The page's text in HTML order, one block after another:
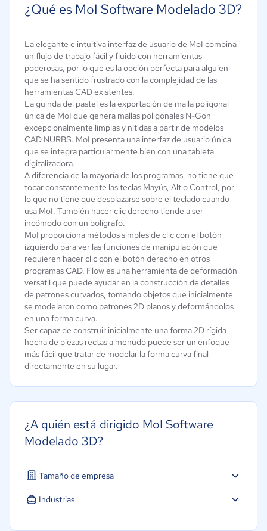
¿Qué es MoI Software Modelado 3D?
La elegante e intuitiva interfaz de usuario de MoI combina
un flujo de trabajo fácil y fluido con herramientas
poderosas, por lo que es la opción perfecta para alguien
que se ha sentido frustrado con la complejidad de las
herramientas CAD existentes.
La guinda del pastel es la exportación de malla poligonal
única de MoI que genera mallas poligonales N-Gon
excepcionalmente limpias y nítidas a partir de modelos
CAD NURBS. MoI presenta una interfaz de usuario única
que se integra particularmente bien con una tableta
digitalizadora.
A diferencia de la mayoría de los programas, no tiene que
tocar constantemente las teclas Mayús, Alt o Control, por
lo que no tiene que desplazarse sobre el teclado cuando
usa MoI. También hacer clic derecho tiende a ser
incómodo con un bolígrafo.
MoI proporciona métodos simples de clic con el botón
izquierdo para ver las funciones de manipulación que
requieren hacer clic con el botón derecho en otros
programas CAD. Flow es una herramienta de deformación
versátil que puede ayudar en la construcción de detalles
de patrones curvados, tomando objetos que inicialmente
se modelaron como patrones 2D planos y deformándolos
en una forma curva.
Ser capaz de construir inicialmente una forma 2D rígida
hecha de piezas rectas a menudo puede ser un enfoque
más fácil que tratar de modelar la forma curva final
directamente en su lugar.
¿A quién está dirigido MoI Software
Modelado 3D?
Tamaño de empresa
Industrias